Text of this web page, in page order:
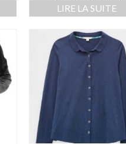
LIRE LA SUITE